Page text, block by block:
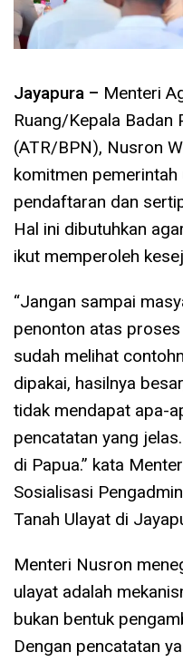
Jayapura – Menteri
Ruang/Kepala Badan
(ATR/BPN), Nusron
komitmen
pendaftaran dan
Hal ini dibutuhkan
ikut memperoleh
“Jangan sampai
penonton atas
sudah melihat
dipakai, hasilnya
tidak mendapat apa-
pencatatan yang
di Papua.” kata
Sosialisasi
Tanah Ulayat di
Menteri Nusron
ulayat adalah
bukan bentuk
Dengan pencatatan